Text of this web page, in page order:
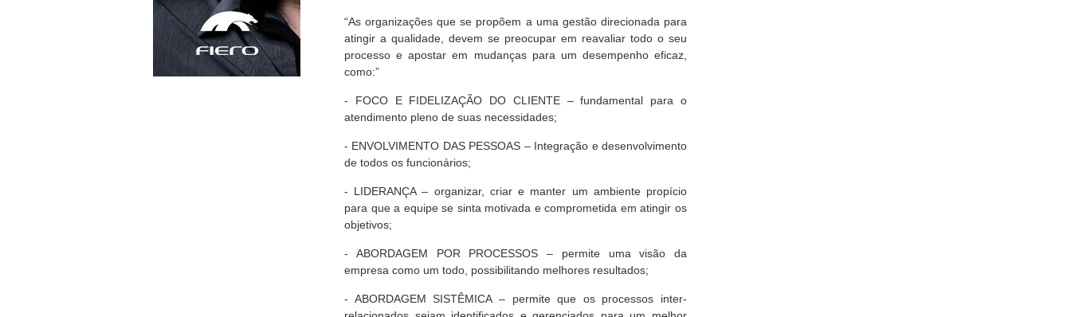
“As organizações que se propõem a uma gestão direcionada para
atingir a qualidade, devem se preocupar em reavaliar todo o seu
processo e apostar em mudanças para um desempenho eficaz,
como:”
- FOCO E FIDELIZAÇÃO DO CLIENTE – fundamental para o
atendimento pleno de suas necessidades;
- ENVOLVIMENTO DAS PESSOAS – Integração e desenvolvimento
de todos os funcionários;
- LIDERANÇA – organizar, criar e manter um ambiente propício
para que a equipe se sinta motivada e comprometida em atingir os
objetivos;
- ABORDAGEM POR PROCESSOS – permite uma visão da
empresa como um todo, possibilitando melhores resultados;
- ABORDAGEM SISTÊMICA – permite que os processos inter-